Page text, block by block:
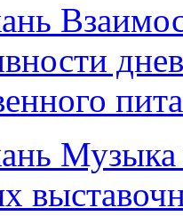
Музыка